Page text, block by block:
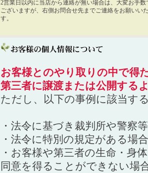
2営業日以内に当店から連絡が無い場合は、大変お手数
ございますが、右側お問合せ先までご連絡をお願いい
す。
お客様とのやり取りの中で得
第三者に譲渡または公開する
ただし、以下の事例に該当す
・法令に基づき裁判所や警察
・法令に特別の規定がある場合
・お客様や第三者の生命・身
同意を得ることができない場